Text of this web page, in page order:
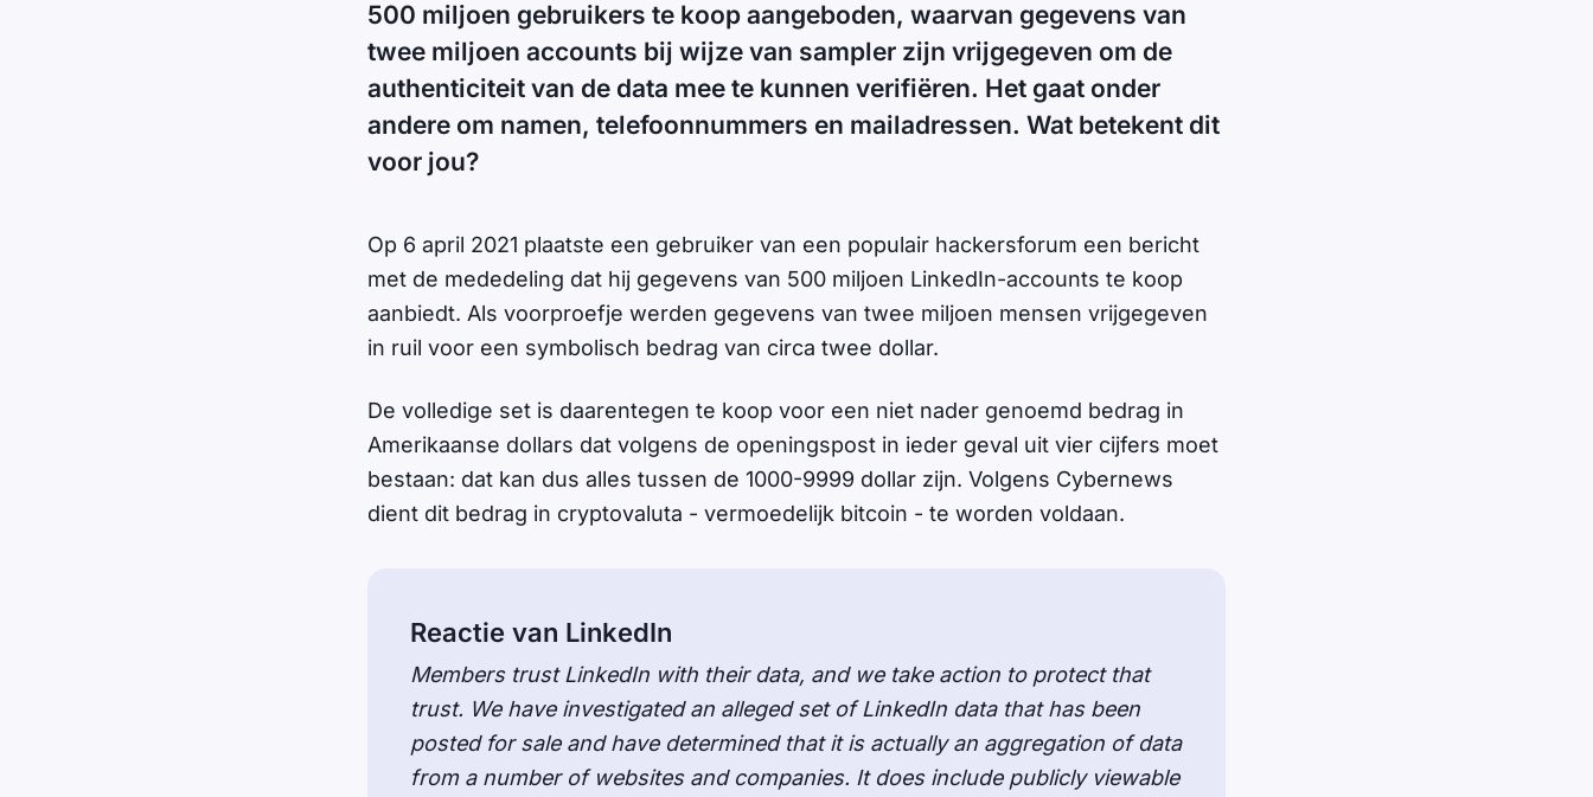
500 miljoen gebruikers te koop aangeboden, waarvan gegevens van
twee miljoen accounts bij wijze van sampler zijn vrijgegeven om de
authenticiteit van de data mee te kunnen verifiëren. Het gaat onder
andere om namen, telefoonnummers en mailadressen. Wat betekent dit
voor jou?
Op 6 april 2021 plaatste een gebruiker van een populair hackersforum een bericht
met de mededeling dat hij gegevens van 500 miljoen LinkedIn-accounts te koop
aanbiedt. Als voorproefje werden gegevens van twee miljoen mensen vrijgegeven
in ruil voor een symbolisch bedrag van circa twee dollar.
De volledige set is daarentegen te koop voor een niet nader genoemd bedrag in
Amerikaanse dollars dat volgens de openingspost in ieder geval uit vier cijfers moet
bestaan: dat kan dus alles tussen de 1000-9999 dollar zijn. Volgens Cybernews
dient dit bedrag in cryptovaluta - vermoedelijk bitcoin - te worden voldaan.
Reactie van LinkedIn
Members trust LinkedIn with their data, and we take action to protect that
trust. We have investigated an alleged set of LinkedIn data that has been
posted for sale and have determined that it is actually an aggregation of data
from a number of websites and companies. It does include publicly viewable